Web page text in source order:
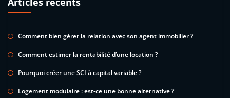
Comment bien gérer la relation avec son agent immobilier ?
Comment estimer la rentabilité d’une location ?
Pourquoi créer une SCI à capital variable ?
Logement modulaire : est-ce une bonne alternative ?